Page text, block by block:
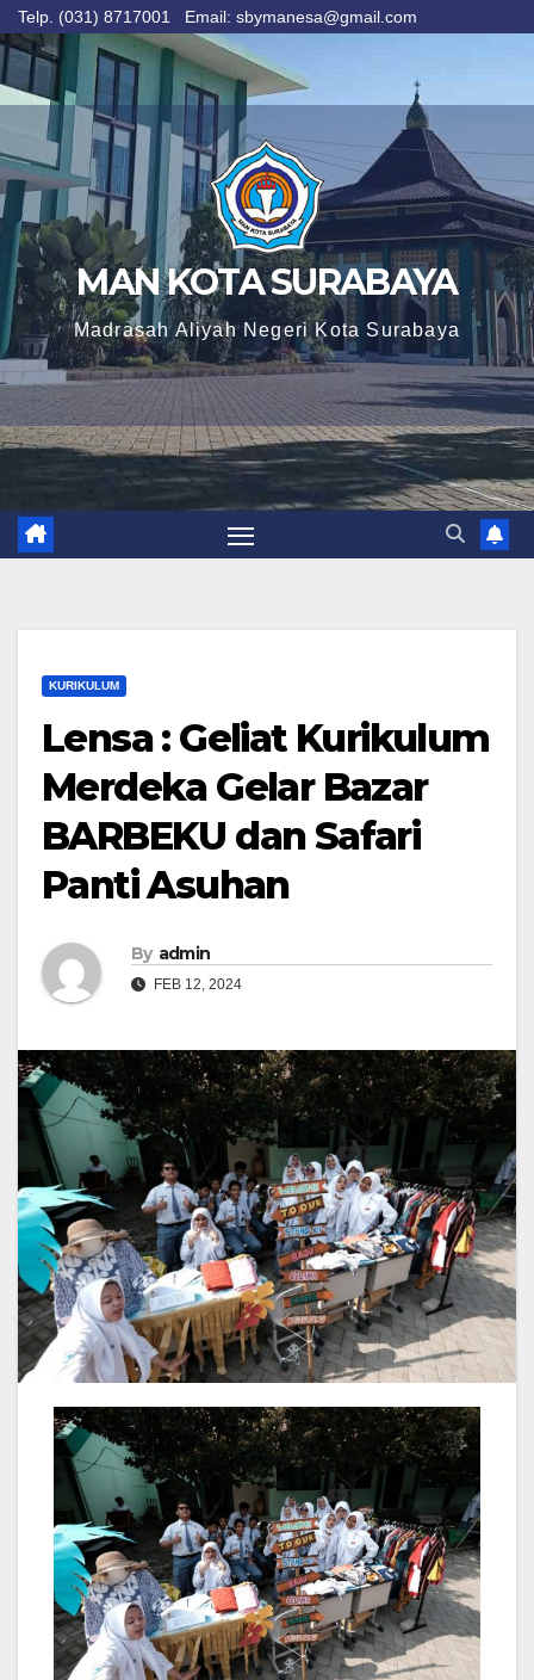
Telp. (031) 8717001 Email: sbymanesa@gmail.com
Skip
to
content
MAN KOTA SURABAYA
Madrasah Aliyah Negeri Kota Surabaya
KURIKULUM
Lensa : Geliat Kurikulum
Merdeka Gelar Bazar
BARBEKU dan Safari
Panti Asuhan
By admin
FEB 12, 2024